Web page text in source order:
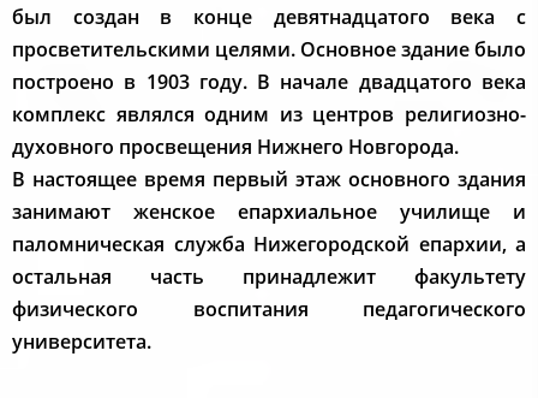
был создан в конце девятнадцатого века с
просветительскими целями. Основное здание было
построено в 1903 году. В начале двадцатого века
комплекс являлся одним из центров религиозно-
духовного просвещения Нижнего Новгорода.
В настоящее время первый этаж основного здания
занимают женское епархиальное училище и
паломническая служба Нижегородской епархии, а
остальная часть принадлежит факультету
физического воспитания педагогического
университета.